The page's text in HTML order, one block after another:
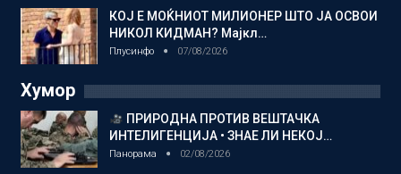
КОЈ Е МОЌНИОТ МИЛИОНЕР ШТО ЈА ОСВОИ
НИКОЛ КИДМАН? Мајкл…
Плусинфо 07/08/2026
Хумор
ПРИРОДНА ПРОТИВ ВЕШТАЧКА
ИНТЕЛИГЕНЦИЈА • ЗНАЕ ЛИ НЕКОЈ…
Панорама 02/08/2026